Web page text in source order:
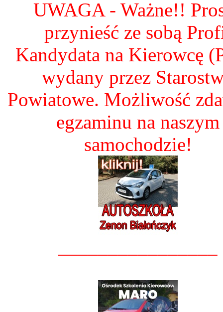
UWAGA - Ważne!!
przynieść ze sobą
Kandydata na Kierowcę
wydany przez
Powiatowe. Możliwość
egzaminu na naszym
samochodzie!